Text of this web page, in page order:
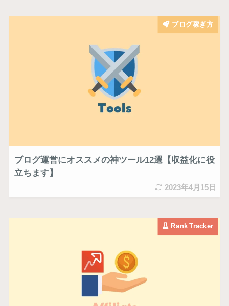
ブログ稼ぎ方
ブログ運営にオススメの神ツール12選【収益化に役
立ちます】
2023年4月15日
Rank Tracker